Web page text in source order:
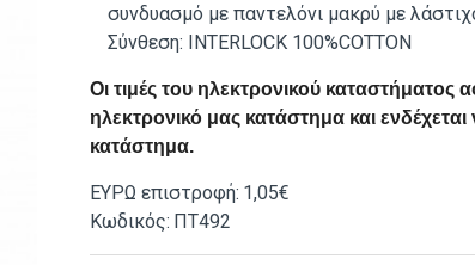
συνδυασμό με παντελόνι μακρύ με
Σύνθεση: INTERLOCK 100%COTTON
Οι τιμές του ηλεκτρονικού
ηλεκτρονικό μας κατάστημα και
κατάστημα.
ΕΥΡΩ επιστροφή: 1,05€
Κωδικός: ΠΤ492